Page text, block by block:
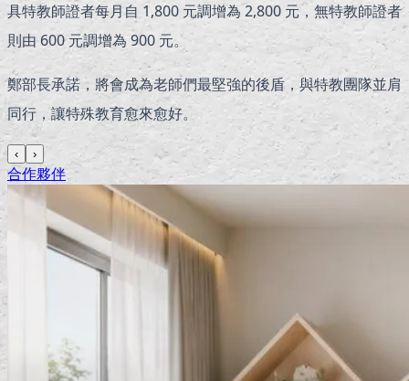
具特教師證者每月自 1,800 元調增為 2,800 元，無特教師證者
則由 600 元調增為 900 元。
鄭部長承諾，將會成為老師們最堅強的後盾，與特教團隊並肩
同行，讓特殊教育愈來愈好。
‹ ›
合作夥伴